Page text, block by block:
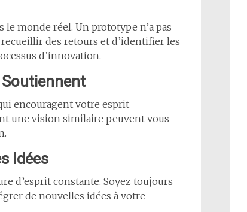
monde réel. Un prototype n’a pas
des retours et d’identifier les
d’innovation.
encouragent votre esprit
une vision similaire peuvent vous
Idées
d’esprit constante. Soyez toujours
de nouvelles idées à votre